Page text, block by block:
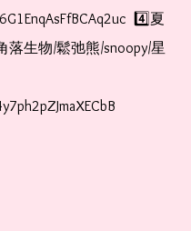
4️⃣夏
落生物/鬆弛熊/snoopy/星